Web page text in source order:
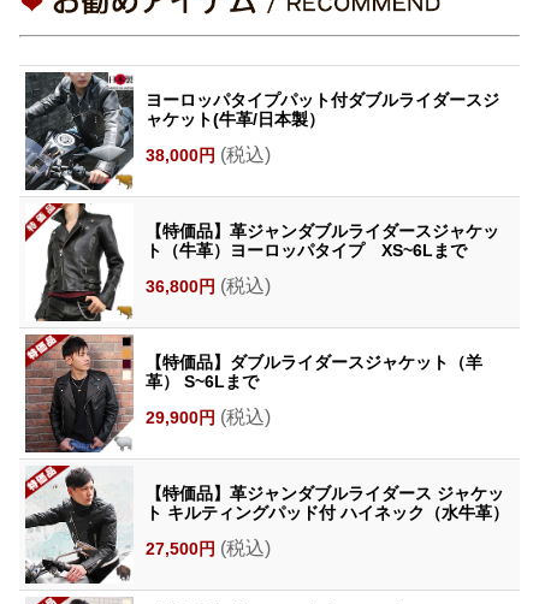
ヨーロッパタイプパット付ダブルライダースジ
ャケット(牛革/日本製）
38,000円 (税込)
【特価品】革ジャンダブルライダースジャケッ
ト（牛革）ヨーロッパタイプ XS~6Lまで
36,800円 (税込)
【特価品】ダブルライダースジャケット（羊
革） S~6Lまで
29,900円 (税込)
【特価品】革ジャンダブルライダース ジャケッ
ト キルティングパッド付 ハイネック（水牛革）
27,500円 (税込)